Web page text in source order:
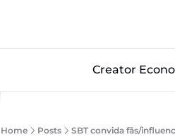
Creator
Home Posts SBT convida fãs/